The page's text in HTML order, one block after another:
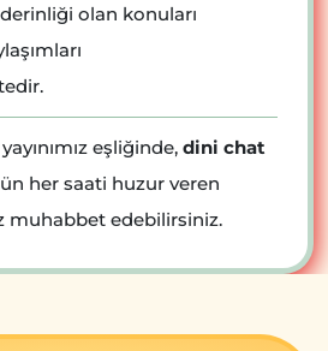
olan konuları
yayınımız eşliğinde, dini chat
her saati huzur veren
muhabbet edebilirsiniz.